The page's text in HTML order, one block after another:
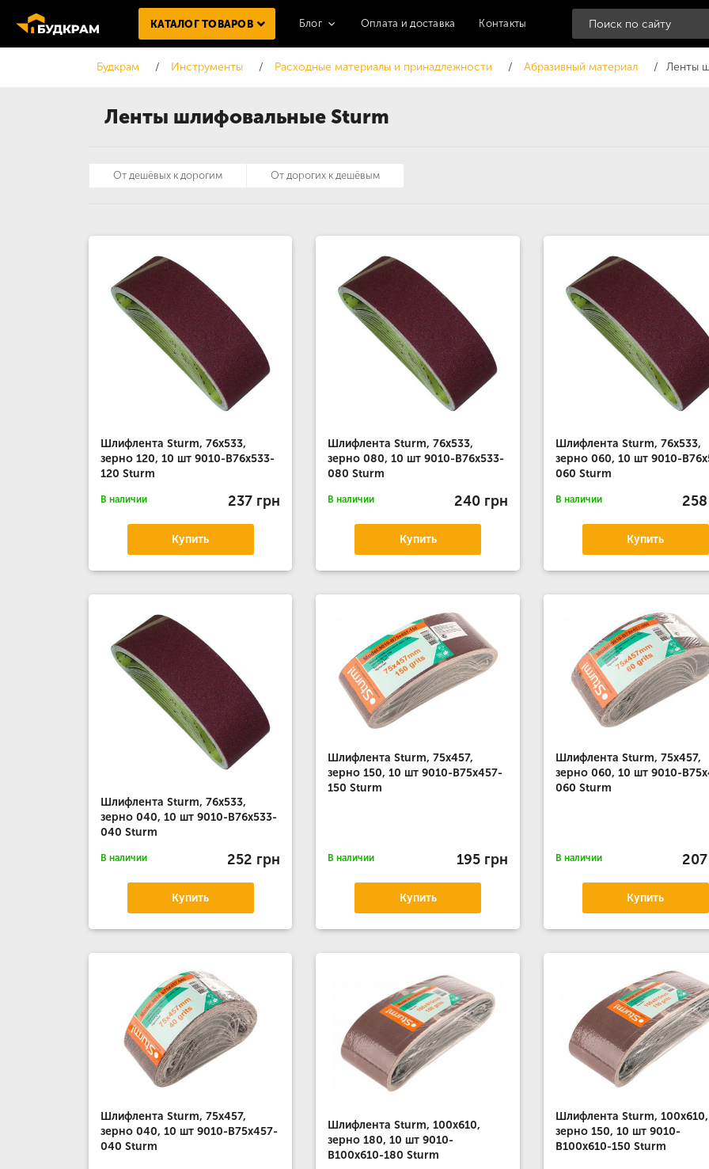
Ленты шлифовальные Sturm
КАТАЛОГ ТОВАРОВ Блог Оплата и доставка Контакты
Будкрам Инструменты Расходные материалы и принадлежности Абразивный материал Ленты
Шлифлента Sturm, 76x533,
зерно 120, 10 шт 9010-B76x533-
120 Sturm
В наличии 237 грн
Купить
Шлифлента Sturm, 76x533,
зерно 080, 10 шт 9010-B76x533-
080 Sturm
В наличии 240 грн
Купить
Шлифлента Sturm, 76x533,
зерно 060, 10 шт 9010-
060 Sturm
В наличии
Купить
Шлифлента Sturm, 76x533,
зерно 040, 10 шт 9010-B76x533-
040 Sturm
В наличии 252 грн
Купить
Шлифлента Sturm, 75x457,
зерно 150, 10 шт 9010-B75x457-
150 Sturm
В наличии 195 грн
Купить
Шлифлента Sturm, 75x457,
зерно 060, 10 шт 9010-
060 Sturm
В наличии
Купить
Шлифлента Sturm, 75x457,
зерно 040, 10 шт 9010-B75x457-
040 Sturm
Шлифлента Sturm, 100x610,
зерно 180, 10 шт 9010-
B100x610-180 Sturm
Шлифлента Sturm, 100x610,
зерно 150, 10 шт 9010-
B100x610-150 Sturm
От дешёвых к дорогим От дорогих к дешёвым